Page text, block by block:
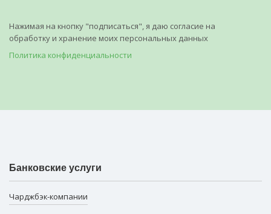
Нажимая на кнопку "подписаться", я даю согласие на
обработку и хранение моих персональных данных
Политика конфиденциальности
Банковские услуги
Чарджбэк-компании